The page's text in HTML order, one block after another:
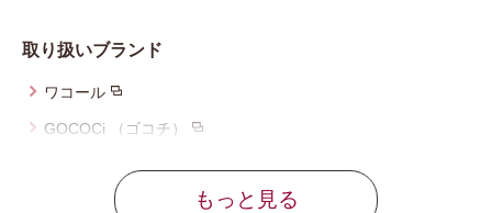
取り扱いブランド
ワコール
GOCOCi （ゴコチ）
ワコール_マタニティ もっと見る